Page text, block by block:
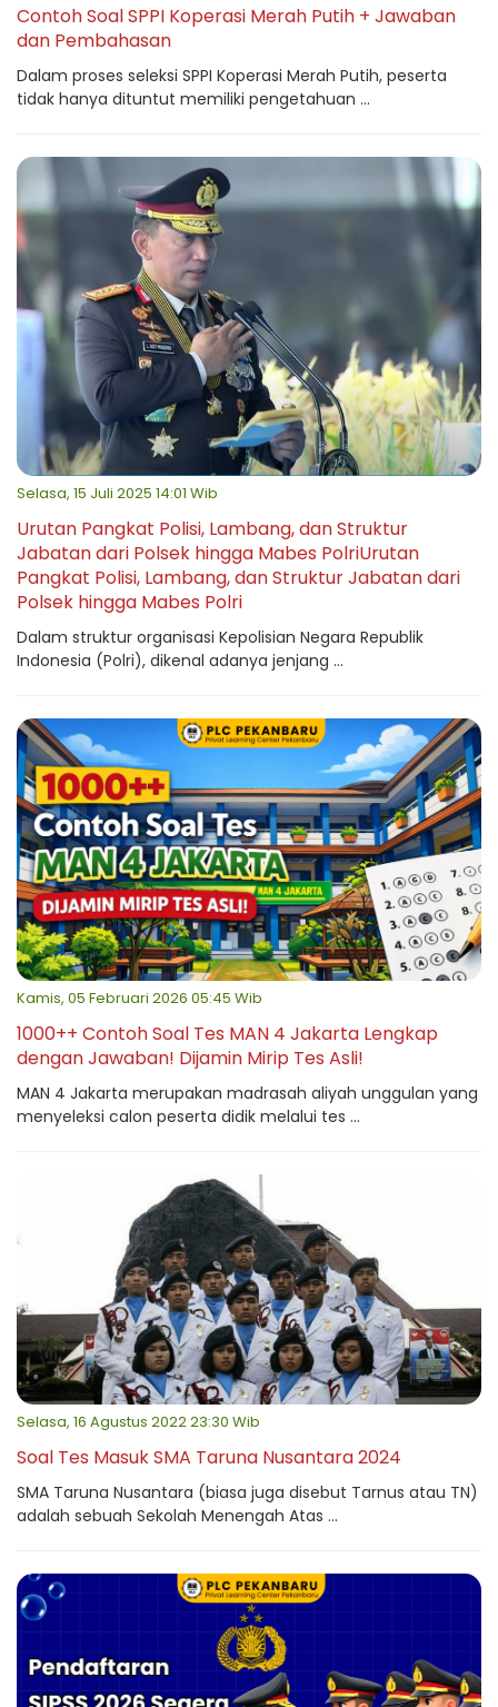
Contoh Soal SPPI Koperasi Merah Putih + Jawaban
dan Pembahasan
Dalam proses seleksi SPPI Koperasi Merah Putih, peserta
tidak hanya dituntut memiliki pengetahuan ...
Selasa, 15 Juli 2025 14:01 Wib
Urutan Pangkat Polisi, Lambang, dan Struktur
Jabatan dari Polsek hingga Mabes PolriUrutan
Pangkat Polisi, Lambang, dan Struktur Jabatan dari
Polsek hingga Mabes Polri
Dalam struktur organisasi Kepolisian Negara Republik
Indonesia (Polri), dikenal adanya jenjang ...
Kamis, 05 Februari 2026 05:45 Wib
1000++ Contoh Soal Tes MAN 4 Jakarta Lengkap
dengan Jawaban! Dijamin Mirip Tes Asli!
MAN 4 Jakarta merupakan madrasah aliyah unggulan yang
menyeleksi calon peserta didik melalui tes ...
Selasa, 16 Agustus 2022 23:30 Wib
Soal Tes Masuk SMA Taruna Nusantara 2024
SMA Taruna Nusantara (biasa juga disebut Tarnus atau TN)
adalah sebuah Sekolah Menengah Atas ...